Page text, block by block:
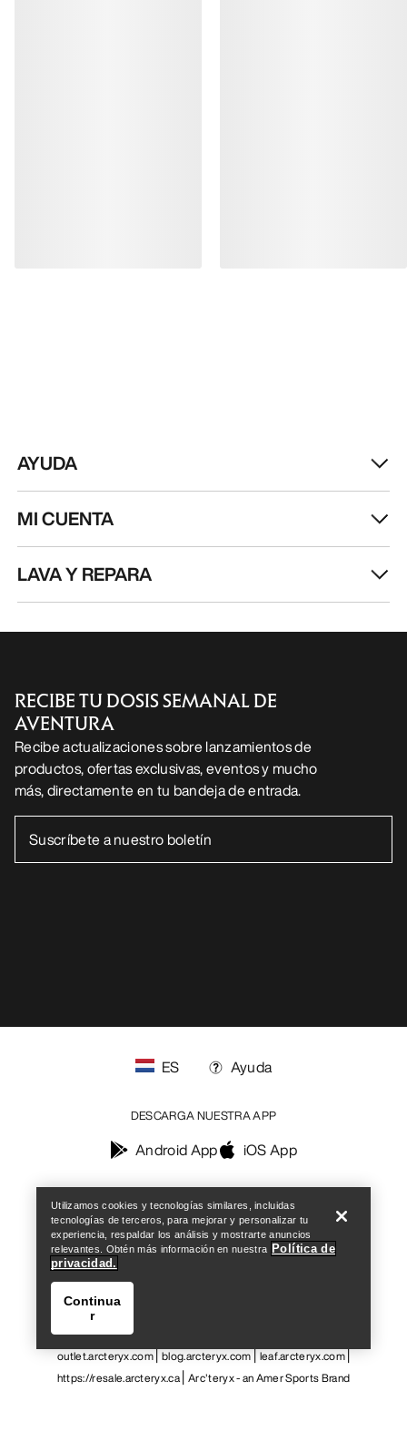
AYUDA
MI CUENTA
LAVA Y REPARA
RECIBE TU DOSIS SEMANAL DE
AVENTURA
Recibe actualizaciones sobre lanzamientos de
productos, ofertas exclusivas, eventos y mucho
más, directamente en tu bandeja de entrada.
SÍGUENOS EN LAS REDES SOCIALES
ES Ayuda
DESCARGA NUESTRA APP
Android App iOS App
Política de privacidad
Accesibilidad No vender mis datos personales
outlet.arcteryx.com blog.arcteryx.com leaf.arcteryx.com
https://resale.arcteryx.ca Arc'teryx - an Amer Sports Brand
Utilizamos cookies y tecnologías similares, incluidas
tecnologías de terceros, para mejorar y personalizar tu
experiencia, respaldar los análisis y mostrarte anuncios
relevantes. Obtén más información en nuestra Política de
privacidad.
Continua
r